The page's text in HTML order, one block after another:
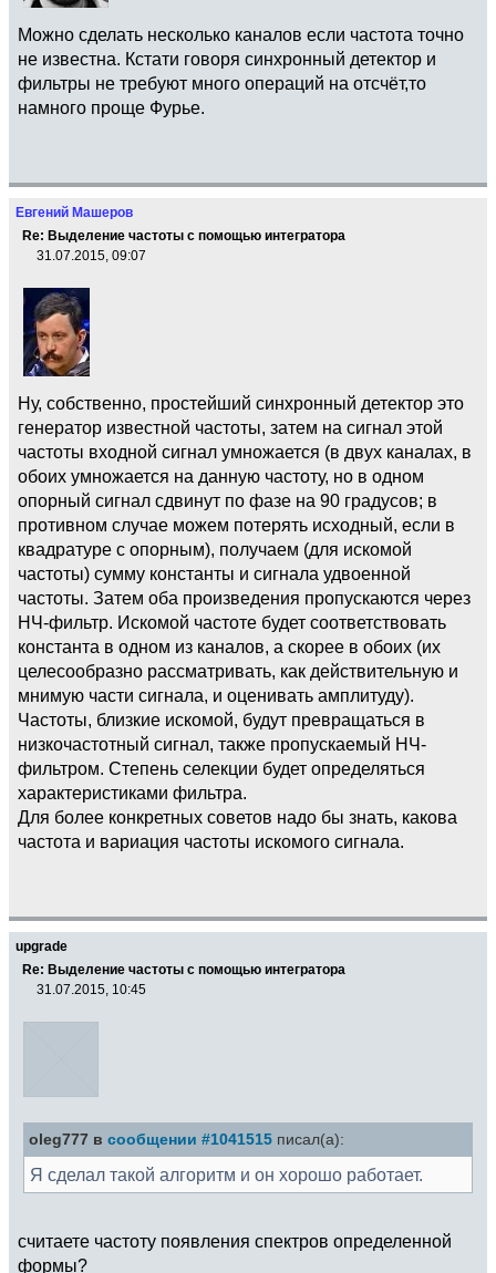
Можно сделать несколько каналов если частота точно
не известна. Кстати говоря синхронный детектор и
фильтры не требуют много операций на отсчёт,то
намного проще Фурье.
Евгений Машеров
Re: Выделение частоты с помощью интегратора
31.07.2015, 09:07
Ну, собственно, простейший синхронный детектор это
генератор известной частоты, затем на сигнал этой
частоты входной сигнал умножается (в двух каналах, в
обоих умножается на данную частоту, но в одном
опорный сигнал сдвинут по фазе на 90 градусов; в
противном случае можем потерять исходный, если в
квадратуре с опорным), получаем (для искомой
частоты) сумму константы и сигнала удвоенной
частоты. Затем оба произведения пропускаются через
НЧ-фильтр. Искомой частоте будет соответствовать
константа в одном из каналов, а скорее в обоих (их
целесообразно рассматривать, как действительную и
мнимую части сигнала, и оценивать амплитуду).
Частоты, близкие искомой, будут превращаться в
низкочастотный сигнал, также пропускаемый НЧ-
фильтром. Степень селекции будет определяться
характеристиками фильтра.
Для более конкретных советов надо бы знать, какова
частота и вариация частоты искомого сигнала.
upgrade
Re: Выделение частоты с помощью интегратора
31.07.2015, 10:45
oleg777 в сообщении #1041515 писал(а):
Я сделал такой алгоритм и он хорошо работает.
считаете частоту появления спектров определенной
формы?